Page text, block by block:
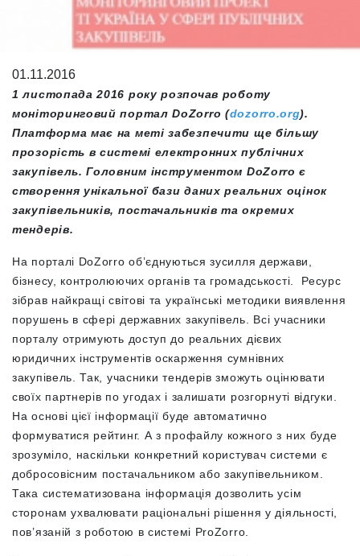
01.11.2016
1 листопада 2016 року розпочав роботу
моніторинговий портал DoZorro (dozorro.org).
Платформа має на меті забезпечити ще більшу
прозорість в системі електронних публічних
закупівель. Головним інструментом DoZorro є
створення унікальної бази даних реальних оцінок
закупівельників, постачальників та окремих
тендерів.
На порталі DoZorro об’єднуються зусилля держави,
бізнесу, контролюючих органів та громадськості. Ресурс
зібрав найкращі світові та українські методики виявлення
порушень в сфері державних закупівель. Всі учасники
порталу отримують доступ до реальних дієвих
юридичних інструментів оскарження сумнівних
закупівель. Так, учасники тендерів зможуть оцінювати
своїх партнерів по угодах і залишати розгорнуті відгуки.
На основі цієї інформації буде автоматично
формуватися рейтинг. А з профайлу кожного з них буде
зрозуміло, наскільки конкретний користувач системи є
добросовісним постачальником або закупівельником.
Така систематизована інформація дозволить усім
сторонам ухвалювати раціональні рішення у діяльності,
пов’язаній з роботою в системі ProZorro.